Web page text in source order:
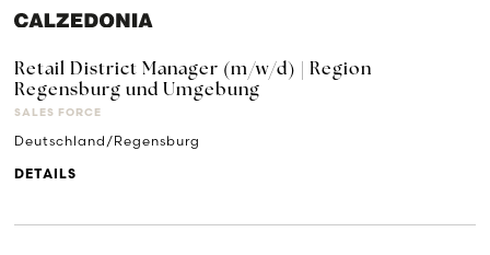
Retail District Manager (m/w/d) | Region
Regensburg und Umgebung
SALES FORCE
Deutschland/Regensburg
DETAILS